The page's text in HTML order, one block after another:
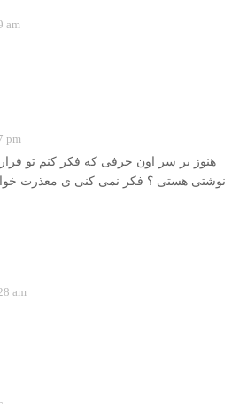
am
pm
هنوز بر سر اون حرفی که فکر کنم تو
نوشتی هستی ؟ فکر نمی کنی ی معذرت
am